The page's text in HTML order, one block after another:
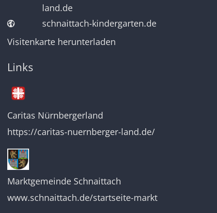
land.de
schnaittach-kindergarten.de
Visitenkarte herunterladen
Links
Caritas Nürnbergerland
https://caritas-nuernberger-land.de/
Marktgemeinde Schnaittach
www.schnaittach.de/startseite-markt